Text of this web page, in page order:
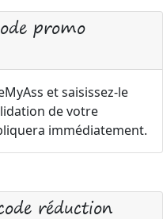
promo
et saisissez-le
de votre
immédiatement.
réduction